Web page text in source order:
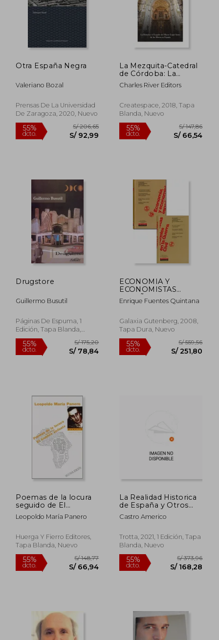
55% S/ 308,60
S/ 138,87
55%
dcto.
Otra España Negra
Valeriano Bozal
Prensas De La Universidad
De Zaragoza, 2020, Nuevo
S/ 92,99
La Mezquita-Catedral
de Córdoba: La
Historia y el Legado
del Mayor Lugar
en España
Charles River Editors
Createspace, 2018, Tapa
Blanda, Nuevo
55%
Drugstore
Guillermo Busutil
Páginas De Espuma, 1
Edición, Tapa Blanda,
Nuevo
ECONOMIA Y
ECONOMISTAS
ESPAÑOLES EN LA
GUERRA CIVIL (2
Enrique Fuentes Quintana
Galaxia Gutenberg, 2008,
Tapa Dura, Nuevo
Poemas de la locura
seguido de El
hombre elefante (La
rama dorada - Poesía)
Leopoldo María Panero
Huerga Y Fierro Editores,
Tapa Blanda, Nuevo
La Realidad Historica
de España y Otros
Ensayos.
Castro Americo
Trotta, 2021, 1 Edición, Tapa
Blanda, Nuevo